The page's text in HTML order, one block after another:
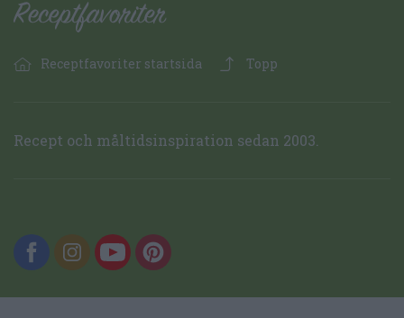
Receptfavoriter startsida Topp
Recept och måltidsinspiration sedan 2003.